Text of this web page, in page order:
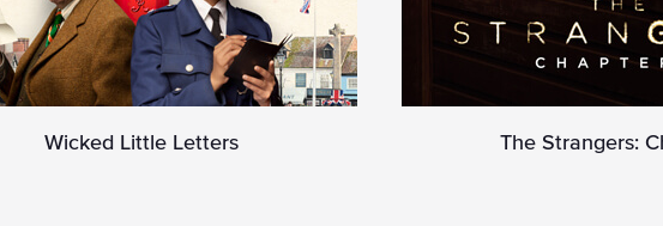
Wicked Little Letters The Strangers: